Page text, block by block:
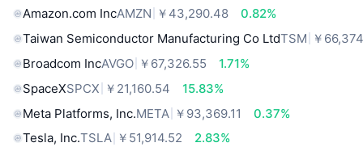
Amazon.com IncAMZN ￥43,290.48
0.82%
Taiwan Semiconductor Manufacturing Co LtdTSM ￥
Broadcom IncAVGO ￥67,326.55
1.71%
SpaceXSPCX ￥21,160.54
15.83%
Meta Platforms, Inc.META ￥93,369.11
0.37%
Tesla, Inc.TSLA ￥51,914.52
2.83%